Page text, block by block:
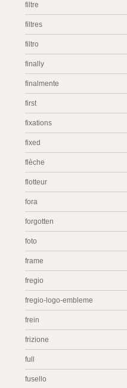
filtre
filtres
filtro
finally
finalmente
first
fixations
fixed
flèche
flotteur
fora
forgotten
foto
frame
fregio
fregio-logo-embleme
frein
frizione
full
fusello